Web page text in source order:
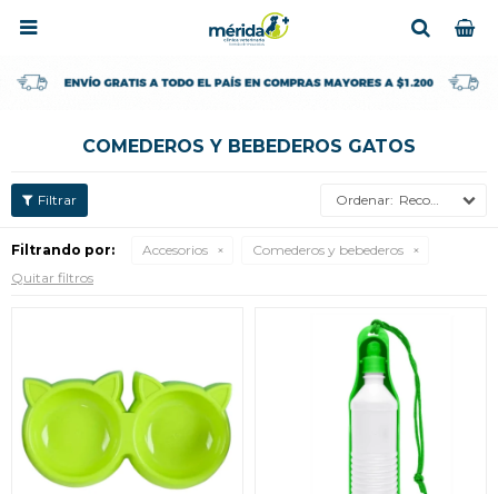

COMEDEROS Y BEBEDEROS GATOS
Recomendados
Filtrando por: Accesorios
Comederos y bebederos
Quitar filtros